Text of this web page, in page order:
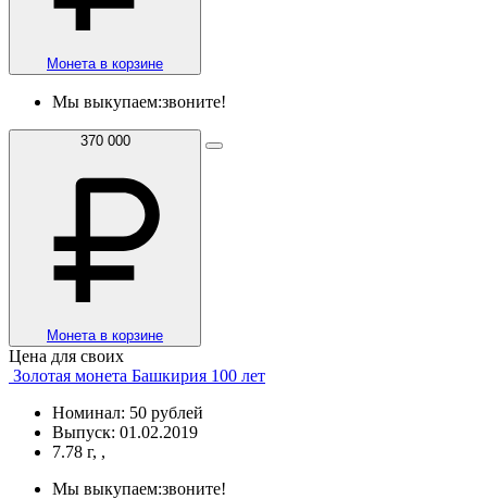
Монета в корзине
Мы выкупаем:звоните!
370 000
Монета в корзине
Цена для своих
Золотая монета Башкирия 100 лет
Номинал: 50 рублей
Выпуск: 01.02.2019
7.78 г, ,
Мы выкупаем:звоните!